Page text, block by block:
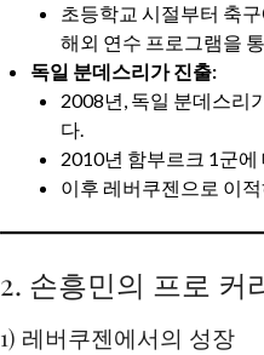
초등학교 시절부터 축
해외 연수 프로그램을
독일 분데스리가 진출:
2008년, 독일 분데스리
다.
2010년 함부르크 1군
이후 레버쿠젠으로 이
2. 손흥민의 프로 커
1) 레버쿠젠에서의 성장